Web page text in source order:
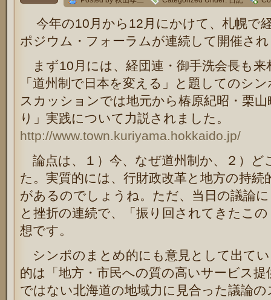
今年の10月から12月にかけて、札幌で
ポジウム・フォーラムが連続して開催さ
まず10月には、経団連・御手洗会長も来
「道州制で日本を変える」と題してのシ
スカッションでは地元から椿原紀昭・栗
り」実践について力説されました。
http://www.town.kuriyama.hokkaido.jp/
論点は、１）今、なぜ道州制か、２）ど
た。実質的には、行財政改革と地方の持
があるのでしょうね。ただ、当日の議論
と挫折の連続で、「振り回されてきたこ
想です。
シンポのまとめ的にも意見として出て
的は「地方・市民への質の高いサービス
ではない北海道の地域力に見合った議論